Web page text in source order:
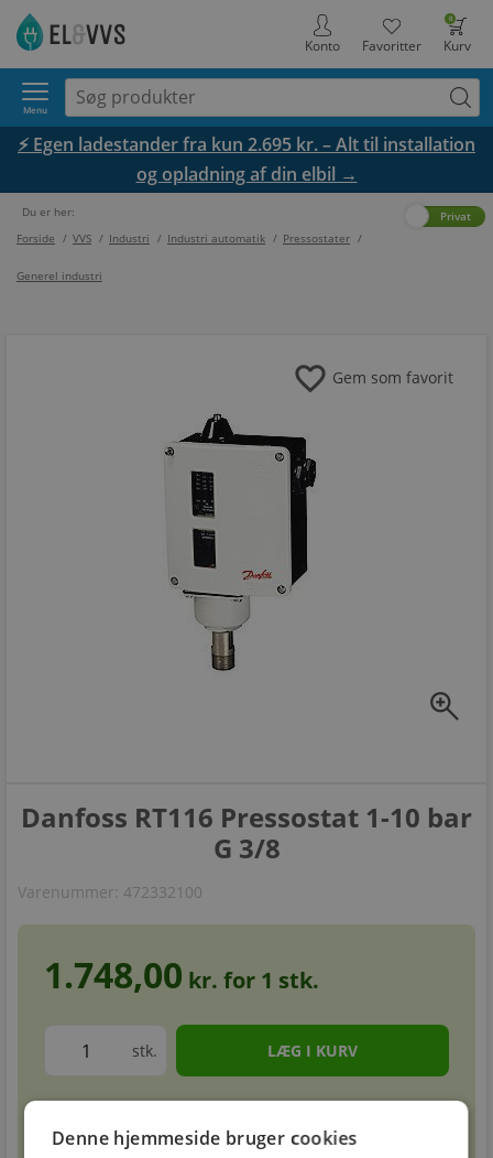
0
Kurv
Favoritter
Konto
Menu
⚡ Egen ladestander fra kun 2.695 kr. – Alt til installation
og opladning af din elbil →
Du er her:
Forside / VVS / Industri / Industri automatik / Pressostater /
Generel industri
Privat
zoom_in
favorite Gem som favorit
Danfoss RT116 Pressostat 1-10 bar
G 3/8
Varenummer: 472332100
1.748,00 kr. for 1 stk.
stk.
Denne hjemmeside bruger cookies